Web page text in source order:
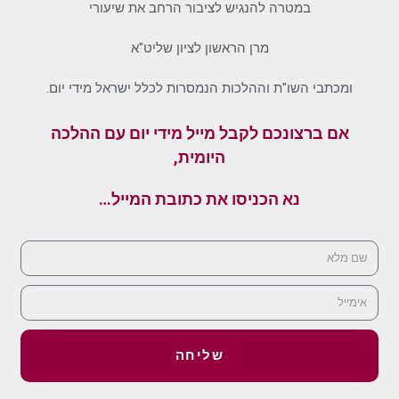
במטרה להנגיש לציבור הרחב את שיעורי
מרן הראשון לציון שליט"א
ומכתבי השו"ת וההלכות הנמסרות לכלל ישראל מידי יום.
אם ברצונכם לקבל מייל מידי יום עם ההלכה
היומית,
נא הכניסו את כתובת המייל…
שליחה